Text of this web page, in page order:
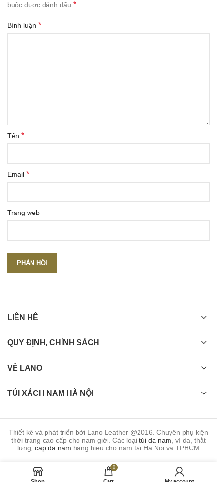
buộc được đánh dấu *
Bình luận *
Tên *
Email *
Trang web
LIÊN HỆ
QUY ĐỊNH, CHÍNH SÁCH
VỀ LANO
TÚI XÁCH NAM HÀ NỘI
Thiết kê và phát triển bởi Lano Leather @2016. Chuyên phụ kiện
thời trang cao cấp cho nam giới. Các loại túi da nam, ví da, thắt
lưng, cặp da nam hàng hiệu cho nam tại Hà Nội và TPHCM
0